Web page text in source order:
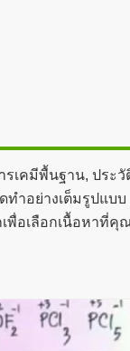
เคมีพื้นฐาน, ประวั
ทำอย่างเต็มรูปแบบ
พื่อเลือกเนื้อหาที่คุ